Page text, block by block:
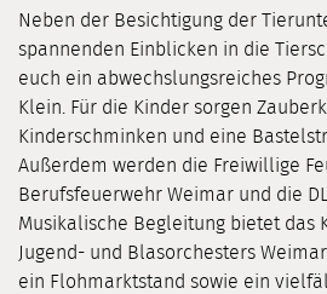
Neben der Besichtigung der
spannenden Einblicken in die
euch ein abwechslungsreiches
Klein. Für die Kinder sorgen
Kinderschminken und eine
Außerdem werden die Freiwillige
Berufsfeuerwehr Weimar und die
Musikalische Begleitung bietet das
Jugend- und Blasorchesters
ein Flohmarktstand sowie ein